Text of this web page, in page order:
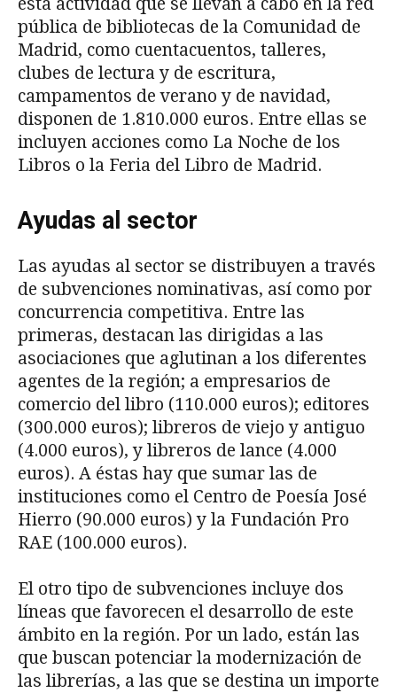
esta actividad que se llevan a cabo en la red
pública de bibliotecas de la Comunidad de
Madrid, como cuentacuentos, talleres,
clubes de lectura y de escritura,
campamentos de verano y de navidad,
disponen de 1.810.000 euros. Entre ellas se
incluyen acciones como La Noche de los
Libros o la Feria del Libro de Madrid.
Ayudas al sector
Las ayudas al sector se distribuyen a través
de subvenciones nominativas, así como por
concurrencia competitiva. Entre las
primeras, destacan las dirigidas a las
asociaciones que aglutinan a los diferentes
agentes de la región; a empresarios de
comercio del libro (110.000 euros); editores
(300.000 euros); libreros de viejo y antiguo
(4.000 euros), y libreros de lance (4.000
euros). A éstas hay que sumar las de
instituciones como el Centro de Poesía José
Hierro (90.000 euros) y la Fundación Pro
RAE (100.000 euros).
El otro tipo de subvenciones incluye dos
líneas que favorecen el desarrollo de este
ámbito en la región. Por un lado, están las
que buscan potenciar la modernización de
las librerías, a las que se destina un importe